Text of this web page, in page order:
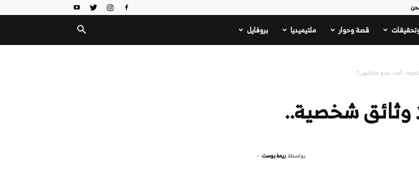
وتحقيقات قصة وحوار ملتيميديا بروفايل
كيف تبدو معانتهن؟
وثائق شخصية..
بواسطة ريمة بوست -